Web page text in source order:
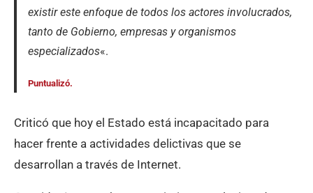
existir este enfoque de todos los actores involucrados,
tanto de Gobierno, empresas y organismos
especializados«.
Puntualizó.
Criticó que hoy el Estado está incapacitado para
hacer frente a actividades delictivas que se
desarrollan a través de Internet.